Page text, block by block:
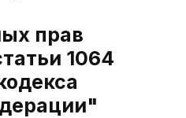
прав
1064